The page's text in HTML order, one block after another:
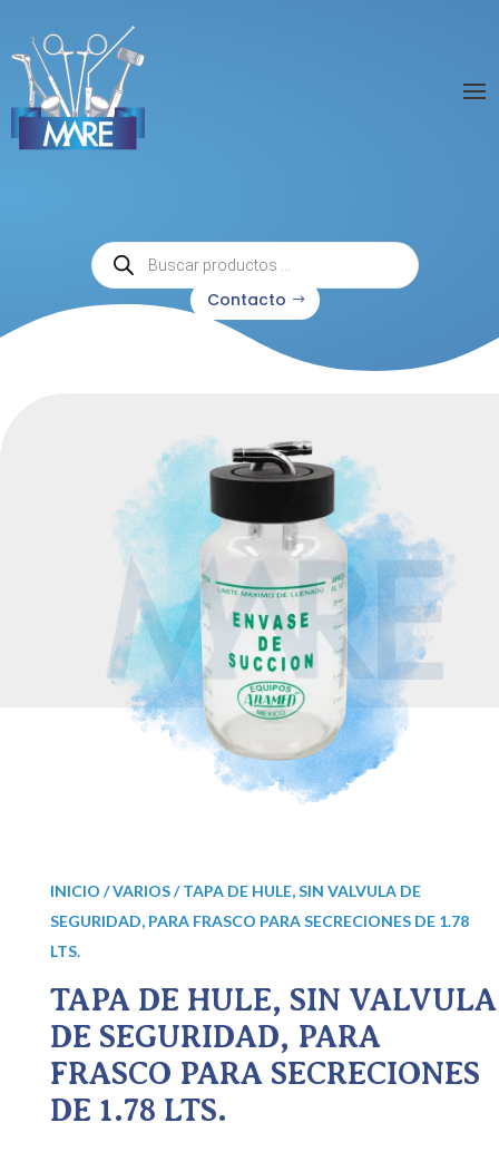
Búsqueda
de
productos
Contacto
INICIO /VARIOS/ TAPA DE HULE, SIN VALVULA DE
SEGURIDAD, PARA FRASCO PARA SECRECIONES DE 1.78
LTS.
TAPA DE HULE, SIN VALVULA
DE SEGURIDAD, PARA
FRASCO PARA SECRECIONES
DE 1.78 LTS.